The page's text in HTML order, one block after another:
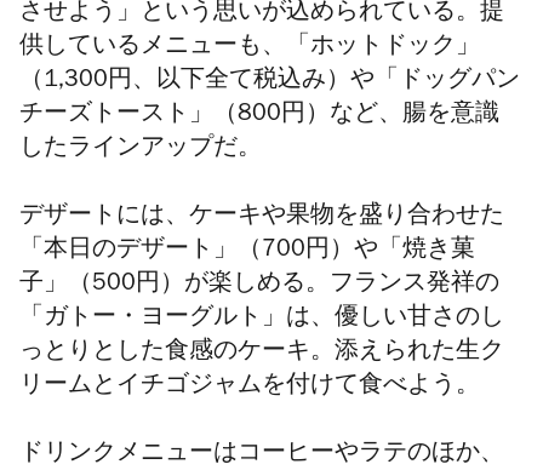
させよう」という思いが込められている。提
供しているメニューも、「ホットドック」
（1,300円、以下全て税込み）や「ドッグパン
チーズトースト」（800円）など、腸を意識
したラインアップだ。
デザートには、ケーキや果物を盛り合わせた
「本日のデザート」（700円）や「焼き菓
子」（500円）が楽しめる。フランス発祥の
「ガトー・ヨーグルト」は、優しい甘さのし
っとりとした食感のケーキ。添えられた生ク
リームとイチゴジャムを付けて食べよう。
ドリンクメニューはコーヒーやラテのほか、